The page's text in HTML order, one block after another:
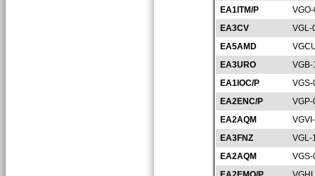
EA1ITM/P
EA3CV
VGL-
EA5AMD
EA3URO
EA1IOC/P
EA2ENC/P
EA2AQM
EA3FNZ
VGL-
EA2AQM